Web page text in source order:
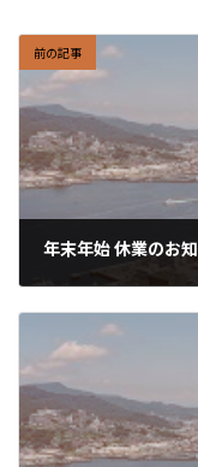
前の記事
年末年始 休業のお